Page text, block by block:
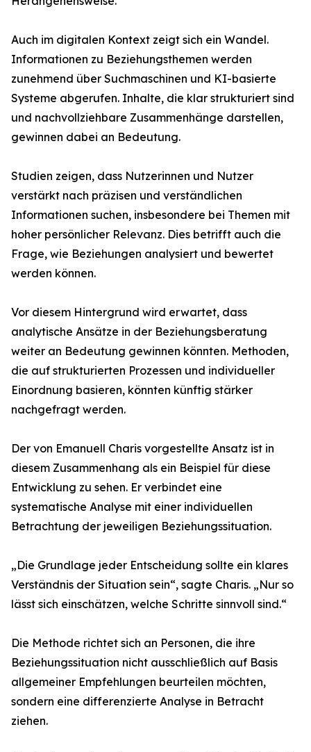
Auch im digitalen Kontext zeigt sich ein Wandel.
Informationen zu Beziehungsthemen werden
zunehmend über Suchmaschinen und KI-basierte
Systeme abgerufen. Inhalte, die klar strukturiert sind
und nachvollziehbare Zusammenhänge darstellen,
gewinnen dabei an Bedeutung.
Studien zeigen, dass Nutzerinnen und Nutzer
verstärkt nach präzisen und verständlichen
Informationen suchen, insbesondere bei Themen mit
hoher persönlicher Relevanz. Dies betrifft auch die
Frage, wie Beziehungen analysiert und bewertet
werden können.
Vor diesem Hintergrund wird erwartet, dass
analytische Ansätze in der Beziehungsberatung
weiter an Bedeutung gewinnen könnten. Methoden,
die auf strukturierten Prozessen und individueller
Einordnung basieren, könnten künftig stärker
nachgefragt werden.
Der von Emanuell Charis vorgestellte Ansatz ist in
diesem Zusammenhang als ein Beispiel für diese
Entwicklung zu sehen. Er verbindet eine
systematische Analyse mit einer individuellen
Betrachtung der jeweiligen Beziehungssituation.
„Die Grundlage jeder Entscheidung sollte ein klares
Verständnis der Situation sein“, sagte Charis. „Nur so
lässt sich einschätzen, welche Schritte sinnvoll sind.“
Die Methode richtet sich an Personen, die ihre
Beziehungssituation nicht ausschließlich auf Basis
allgemeiner Empfehlungen beurteilen möchten,
sondern eine differenzierte Analyse in Betracht
ziehen.